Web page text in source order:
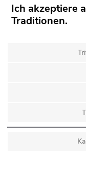
Ich akzeptiere
Traditionen.